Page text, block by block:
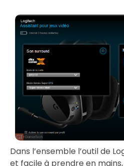
Dans l’ensemble l’outil de
et facile à prendre en mains,